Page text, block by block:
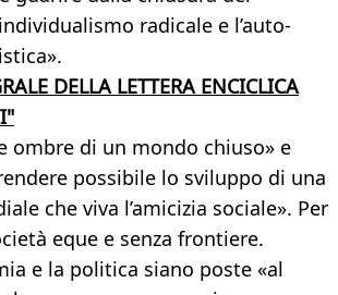
radicale e l’auto-
DELLA LETTERA ENCICLICA
ombre di un mondo chiuso» e
possibile lo sviluppo di una
che viva l’amicizia sociale». Per
eque e senza frontiere.
e la politica siano poste «al